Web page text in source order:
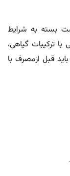
بسته به شرایط
ترکیبات گیاهی،
قبل ازمصرف با